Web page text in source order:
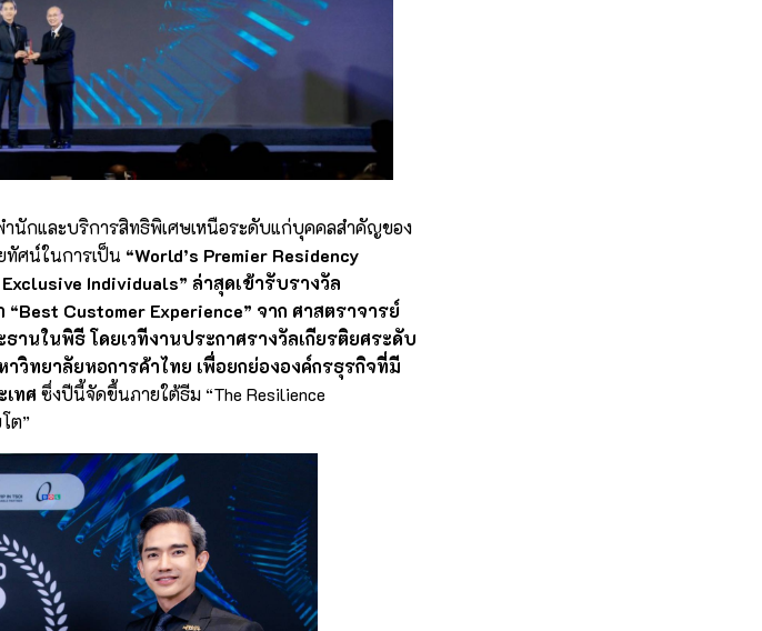
นักและบริการสิทธิพิเศษเหนือระดับแก่บุคคลสำคัญของ
ทัศน์ในการเป็น “World’s Premier Residency
Individuals” ล่าสุดเข้ารับรางวัล
“Best Customer Experience” จาก ศาสตราจารย์
นในพิธี โดยเวทีงานประกาศรางวัลเกียรติยศระดับ
วิทยาลัยหอการค้าไทย เพื่อยกย่ององค์กรธุรกิจที่มี
ทศ ซึ่งปีนี้จัดขึ้นภายใต้ธีม “The Resilience
ต”